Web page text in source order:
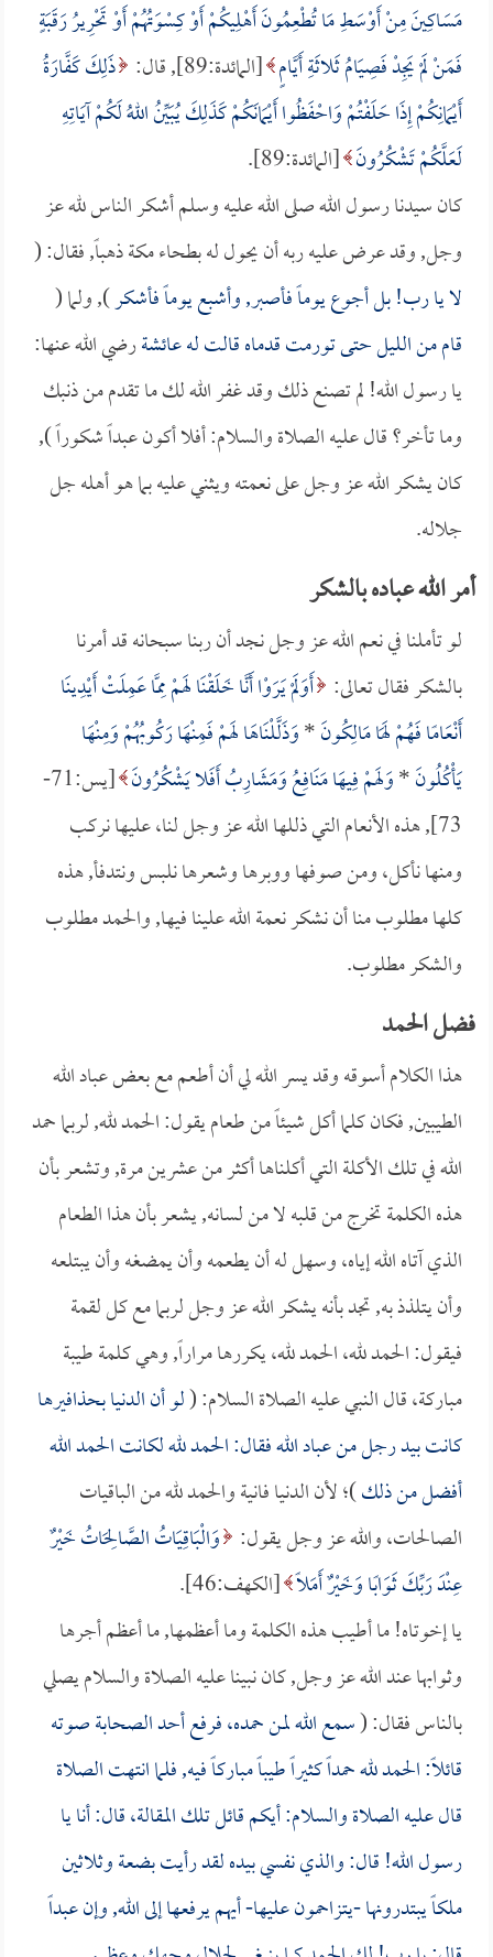
مَسَاكِينَ مِنْ أَوْسَطِ مَا تُطْعِمُونَ أَهْلِيكُمْ أَوْ كِسْوَتُهُمْ أَوْ تَحْرِيرُ رَقَبَةٍ
فَمَنْ لَمْ يَجِدْ فَصِيَامُ ثَلاثَةِ أَيَّامٍ [المائدة:89], قال:
ذَلِكَ كَفَّارَةُ
أَيْمَانِكُمْ إِذَا حَلَفْتُمْ وَاحْفَظُوا أَيْمَانَكُمْ كَذَلِكَ يُبَيِّنُ اللهُ لَكُمْ آيَاتِهِ
لَعَلَّكُمْ تَشْكُرُونَ [المائدة:89].
كان سيدنا رسول الله صلى الله عليه وسلم أشكر الناس لله عز
وجل, وقد عرض عليه ربه أن يحول له بطحاء مكة ذهباً, فقال: (
لا يا رب! بل أجوع يوماً فأصبر, وأشبع يوماً فأشكر), ولما (
قام من الليل حتى تورمت قدماه قالت لهعائشةرضي الله عنها:
يا رسول الله! لم تصنع ذلك وقد غفر الله لك ما تقدم من ذنبك
وما تأخر؟ قال عليه الصلاة والسلام: أفلا أكون عبداً شكوراً ),
كان يشكر الله عز وجل على نعمته ويثني عليه بما هو أهله جل
جلاله.
أمر الله عباده بالشكر
لو تأملنا في نعم الله عز وجل نجد أن ربنا سبحانه قد أمرنا
بالشكر فقال تعالى: أَوَلَمْ يَرَوْا أَنَّا خَلَقْنَا لَهمْ مِمَّا عَمِلَتْ أَيْدِينَا
أَنْعَامًا فَهُمْ لَهَا مَالِكُونَ*وَذَلَّلْنَاهَا لَهمْ فَمِنْهَا رَكُوبُهُمْ وَمِنْهَا
يَأْكُلُونَ*وَلَهمْ فِيهَا مَنَافِعُ وَمَشَارِبُ أَفَلا يَشْكُرُونَ
[يس:71-
73], هذه الأنعام التي ذللها الله عز وجل لنا، عليها نركب
ومنها نأكل، ومن صوفها ووبرها وشعرها نلبس ونتدفأ, هذه
كلها مطلوب منا أن نشكر نعمة الله علينا فيها, والحمد مطلوب
والشكر مطلوب.
فضل الحمد
هذا الكلام أسوقه وقد يسر الله لي أن أطعم مع بعض عباد الله
الطيبين, فكان كلما أكل شيئاً من طعام يقول: الحمد لله, لربما حمد
الله في تلك الأكلة التي أكلناها أكثر من عشرين مرة, وتشعر بأن
هذه الكلمة تخرج من قلبه لا من لسانه, يشعر بأن هذا الطعام
الذي آتاه الله إياه، وسهل له أن يطعمه وأن يمضغه وأن يبتلعه
وأن يتلذذ به, تجد بأنه يشكر الله عز وجل لربما مع كل لقمة
فيقول: الحمد لله، الحمد لله، يكررها مراراً, وهي كلمة طيبة
مباركة، قال النبي عليه الصلاة السلام: (لو أن الدنيا بحذافيرها
كانت بيد رجل من عباد الله فقال: الحمد لله لكانت الحمد الله
أفضل من ذلك)؛ لأن الدنيا فانية والحمد لله من الباقيات
الصالحات، والله عز وجل يقول: وَالْبَاقِيَاتُ الصَّالِحَاتُ خَيْرٌ
عِنْدَ رَبِّكَ ثَوَابًا وَخَيْرٌ أَمَلًا [الكهف:46].
يا إخوتاه! ما أطيب هذه الكلمة وما أعظمها, ما أعظم أجرها
وثوابها عند الله عز وجل, كان نبينا عليه الصلاة والسلام يصلي
بالناس فقال: (سمع الله لمن حمده، فرفع أحد الصحابة صوته
قائلاً: الحمد لله حمداً كثيراً طيباً مباركاً فيه, فلما انتهت الصلاة
قال عليه الصلاة والسلام: أيكم قائل تلك المقالة، قال: أنا يا
رسول الله! قال: والذي نفسي بيده لقد رأيت بضعة وثلاثين
ملكاً يبتدرونها -يتزاحمون عليها- أيهم يرفعها إلى الله, وإن عبداً